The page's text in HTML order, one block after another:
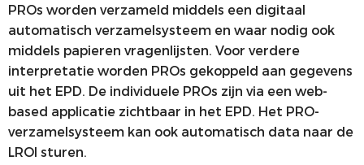
PROs worden verzameld middels een digitaal
automatisch verzamelsysteem en waar nodig ook
middels papieren vragenlijsten. Voor verdere
interpretatie worden PROs gekoppeld aan gegevens
uit het EPD. De individuele PROs zijn via een web-
based applicatie zichtbaar in het EPD. Het PRO-
verzamelsysteem kan ook automatisch data naar de
LROI sturen.